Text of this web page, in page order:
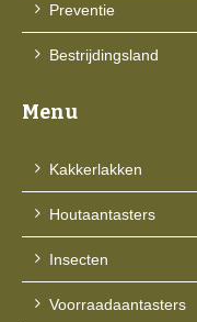
Preventie
Bestrijdingsland
Menu
Kakkerlakken
Houtaantasters
Insecten
Voorraadaantasters